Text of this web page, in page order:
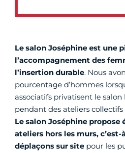
Le salon Joséphine est une
l’accompagnement des
l’insertion durable. Nous
pourcentage d’hommes
associatifs privatisent le salon
pendant des ateliers
Le salon Joséphine propose
ateliers hors les murs,
déplaçons sur site pour les